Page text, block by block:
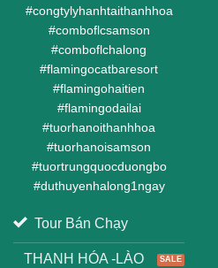
#congtylyhanhtaithanhhoa
#comboflcsamson
#comboflchalong
#flamingocatbaresort
#flamingohaitien
#flamingodailai
#tuorhanoithanhhoa
#tuorhanoisamson
#tuortrungquocduongbo
#duthuyenhalong1ngay
Tour Bán Chạy
THANH HÓA -LÀO